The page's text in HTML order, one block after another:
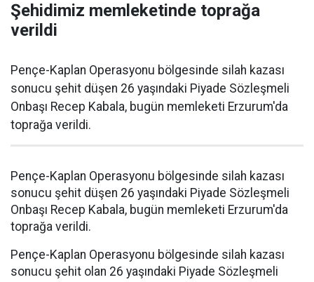
Şehidimiz memleketinde toprağa
verildi
Pençe-Kaplan Operasyonu bölgesinde silah kazası
sonucu şehit düşen 26 yaşındaki Piyade Sözleşmeli
Onbaşı Recep Kabala, bugün memleketi Erzurum'da
toprağa verildi.
Pençe-Kaplan Operasyonu bölgesinde silah kazası
sonucu şehit düşen 26 yaşındaki Piyade Sözleşmeli
Onbaşı Recep Kabala, bugün memleketi Erzurum'da
toprağa verildi.
Pençe-Kaplan Operasyonu bölgesinde silah kazası
sonucu şehit olan 26 yaşındaki Piyade Sözleşmeli